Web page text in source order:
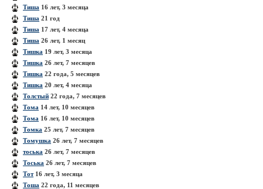
Тиша 16 лет, 3 месяца
Тиша 21 год
Тиша 17 лет, 4 месяца
Тиша 26 лет, 1 месяц
Тишка 19 лет, 3 месяца
Тишка 26 лет, 7 месяцев
Тишка 22 года, 5 месяцев
Тишка 20 лет, 4 месяца
Толстый 22 года, 7 месяцев
Тома 14 лет, 10 месяцев
Тома 16 лет, 10 месяцев
Томка 25 лет, 7 месяцев
Томушка 26 лет, 7 месяцев
тоська 26 лет, 7 месяцев
Тоська 26 лет, 7 месяцев
Тот16 лет, 3 месяца
Тоша 22 года, 11 месяцев